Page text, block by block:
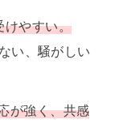
けやすい。
い、騒がしい
が強く、共感